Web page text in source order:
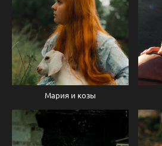
Мария и козы